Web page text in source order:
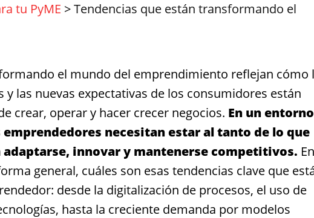
tu PyME >Tendencias que están transformando el
el mundo del emprendimiento reflejan cómo
las nuevas expectativas de los consumidores están
crear, operar y hacer crecer negocios. En un entorno
necesitan estar al tanto de lo que
innovar y mantenerse competitivos. En
general, cuáles son esas tendencias clave que
desde la digitalización de procesos, el uso de
hasta la creciente demanda por modelos